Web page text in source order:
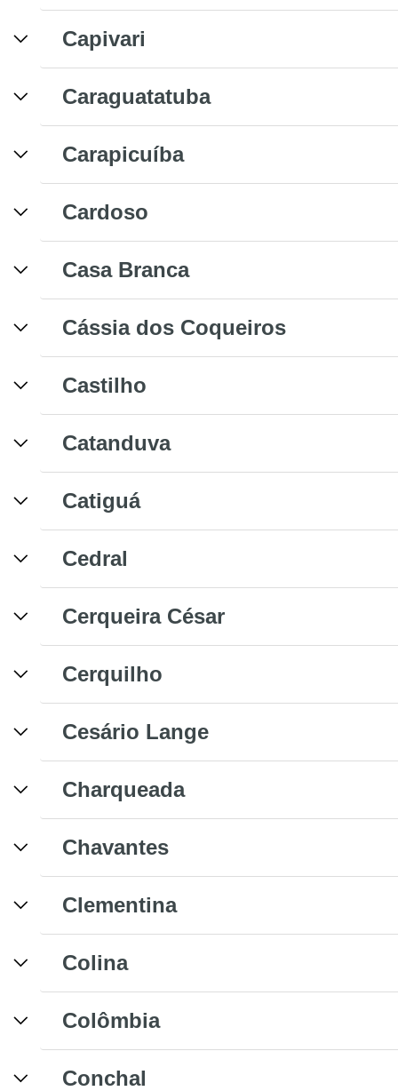
Capivari
Caraguatatuba
Carapicuíba
Cardoso
Casa Branca
Cássia dos Coqueiros
Castilho
Catanduva
Catiguá
Cedral
Cerqueira César
Cerquilho
Cesário Lange
Charqueada
Chavantes
Clementina
Colina
Colômbia
Conchal